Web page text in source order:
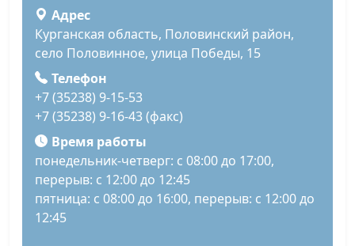
Адрес
Курганская область, Половинский район,
село Половинное, улица Победы, 15
Телефон
+7 (35238) 9-15-53
+7 (35238) 9-16-43 (факс)
Время работы
понедельник-четверг: с 08:00 до 17:00,
перерыв: с 12:00 до 12:45
пятница: с 08:00 до 16:00, перерыв: с 12:00 до
12:45